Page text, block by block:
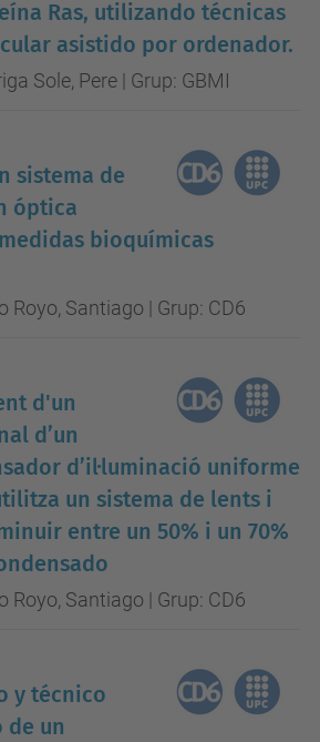
Ras, utilizando técnicas
asistido por ordenador.
Sole, Pere | Grup: GBMI
sistema de
óptica
bioquímicas
Royo, Santiago | Grup: CD6
d'un
d’un
d’il·luminació uniforme
un sistema de lents i
entre un 50% i un 70%
Royo, Santiago | Grup: CD6
y técnico
de un